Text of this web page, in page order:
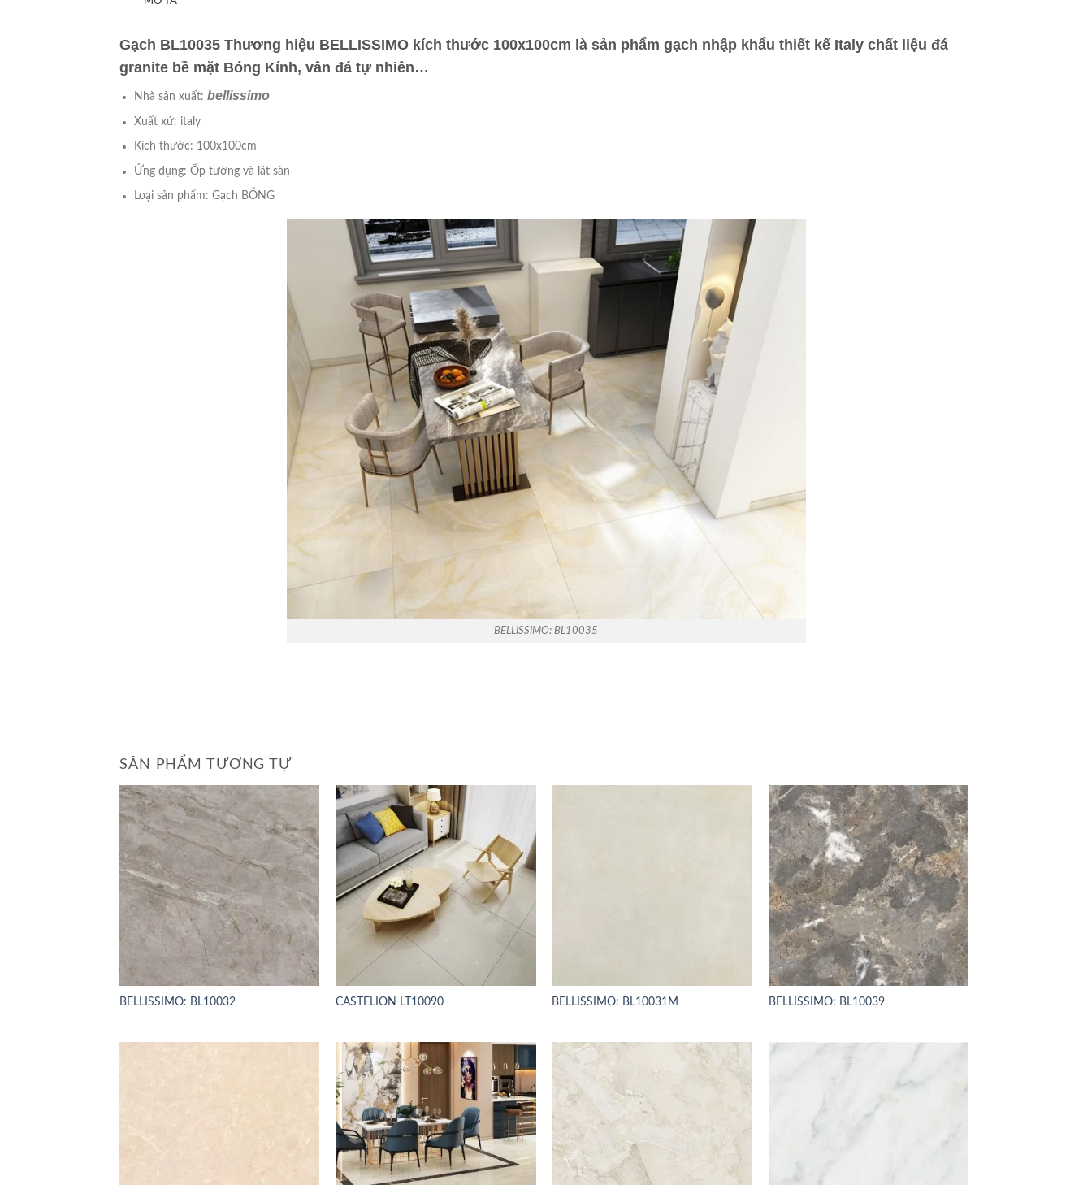
Gạch BL10035 Thương hiệu BELLISSIMO kích thước 100x100cm là sản phẩm gạch nhập khẩu thiết kế Italy chất liệu đá
granite bề mặt Bóng Kính, vân đá tự nhiên…
Nhà sản xuất:bellissimo
Xuất xứ: italy
Kích thước: 100x100cm
Ứng dụng: Ốp tường và lát sàn
Loại sản phẩm: Gạch BÓNG
BELLISSIMO: BL10035
SẢN PHẨM TƯƠNG TỰ
BELLISSIMO: BL10032 CASTELION LT10090 BELLISSIMO: BL10031M BELLISSIMO: BL10039